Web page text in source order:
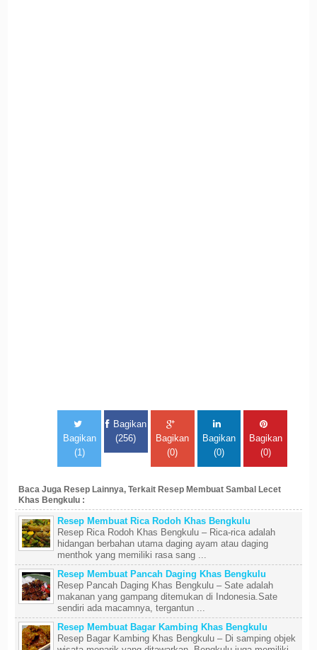
Bagikan
(1)
Bagikan
(256)
Bagikan
(0)
Bagikan
(0)
Bagikan
(0)
Baca Juga Resep Lainnya, Terkait Resep Membuat Sambal Lecet
Khas Bengkulu :
Resep Membuat Rica Rodoh Khas Bengkulu
Resep Rica Rodoh Khas Bengkulu – Rica-rica adalah
hidangan berbahan utama daging ayam atau daging
menthok yang memiliki rasa sang ...
Resep Membuat Pancah Daging Khas Bengkulu
Resep Pancah Daging Khas Bengkulu – Sate adalah
makanan yang gampang ditemukan di Indonesia.Sate
sendiri ada macamnya, tergantun ...
Resep Membuat Bagar Kambing Khas Bengkulu
Resep Bagar Kambing Khas Bengkulu – Di samping objek